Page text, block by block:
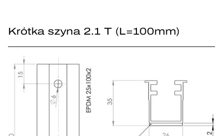
Krótka szyna 2.1 T (L=100mm)